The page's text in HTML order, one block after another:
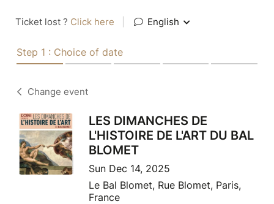
Ticket lost ? Click here English
Step 1 : Choice of date
Change event
LES DIMANCHES DE
L'HISTOIRE DE L'ART DU BAL
BLOMET
Sun Dec 14, 2025
Le Bal Blomet, Rue Blomet, Paris,
France